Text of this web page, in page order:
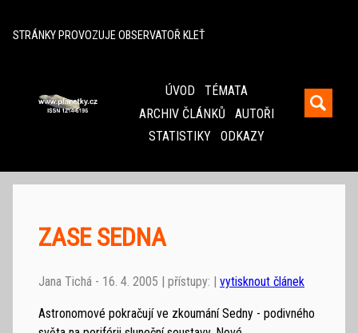
STRÁNKY PROVOZUJE OBSERVATOŘ KLEŤ
ÚVOD
TÉMATA
ARCHIV ČLÁNKŮ
AUTOŘI
STATISTIKY
ODKAZY
ZASE SEDNA
Jana Tichá - 16. 4. 2005 | přístupy: | vytisknout článek
Astronomové pokračují ve zkoumání Sedny - podivného